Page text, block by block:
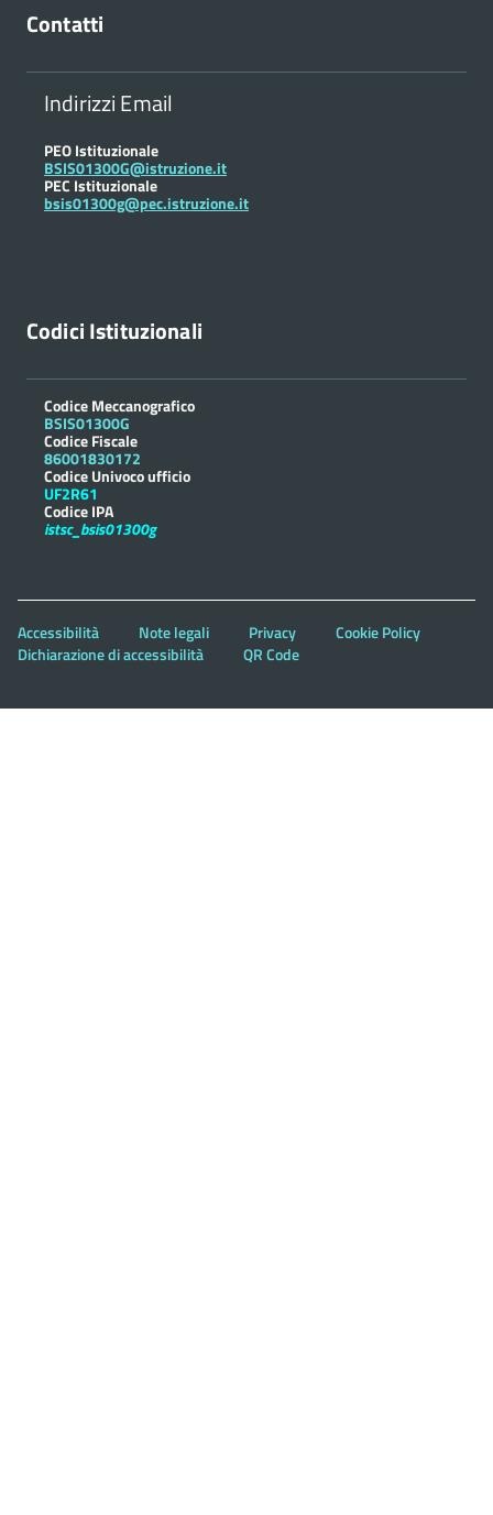
Contatti
Indirizzi Email
PEO Istituzionale
BSIS01300G@istruzione.it
PEC Istituzionale
bsis01300g@pec.istruzione.it
Codici Istituzionali
Codice Meccanografico
BSIS01300G
Codice Fiscale
86001830172
Codice Univoco ufficio
UF2R61
Codice IPA
istsc_bsis01300g
Accessibilità Note legali Privacy
Cookie Policy
Dichiarazione di accessibilità
QR Code